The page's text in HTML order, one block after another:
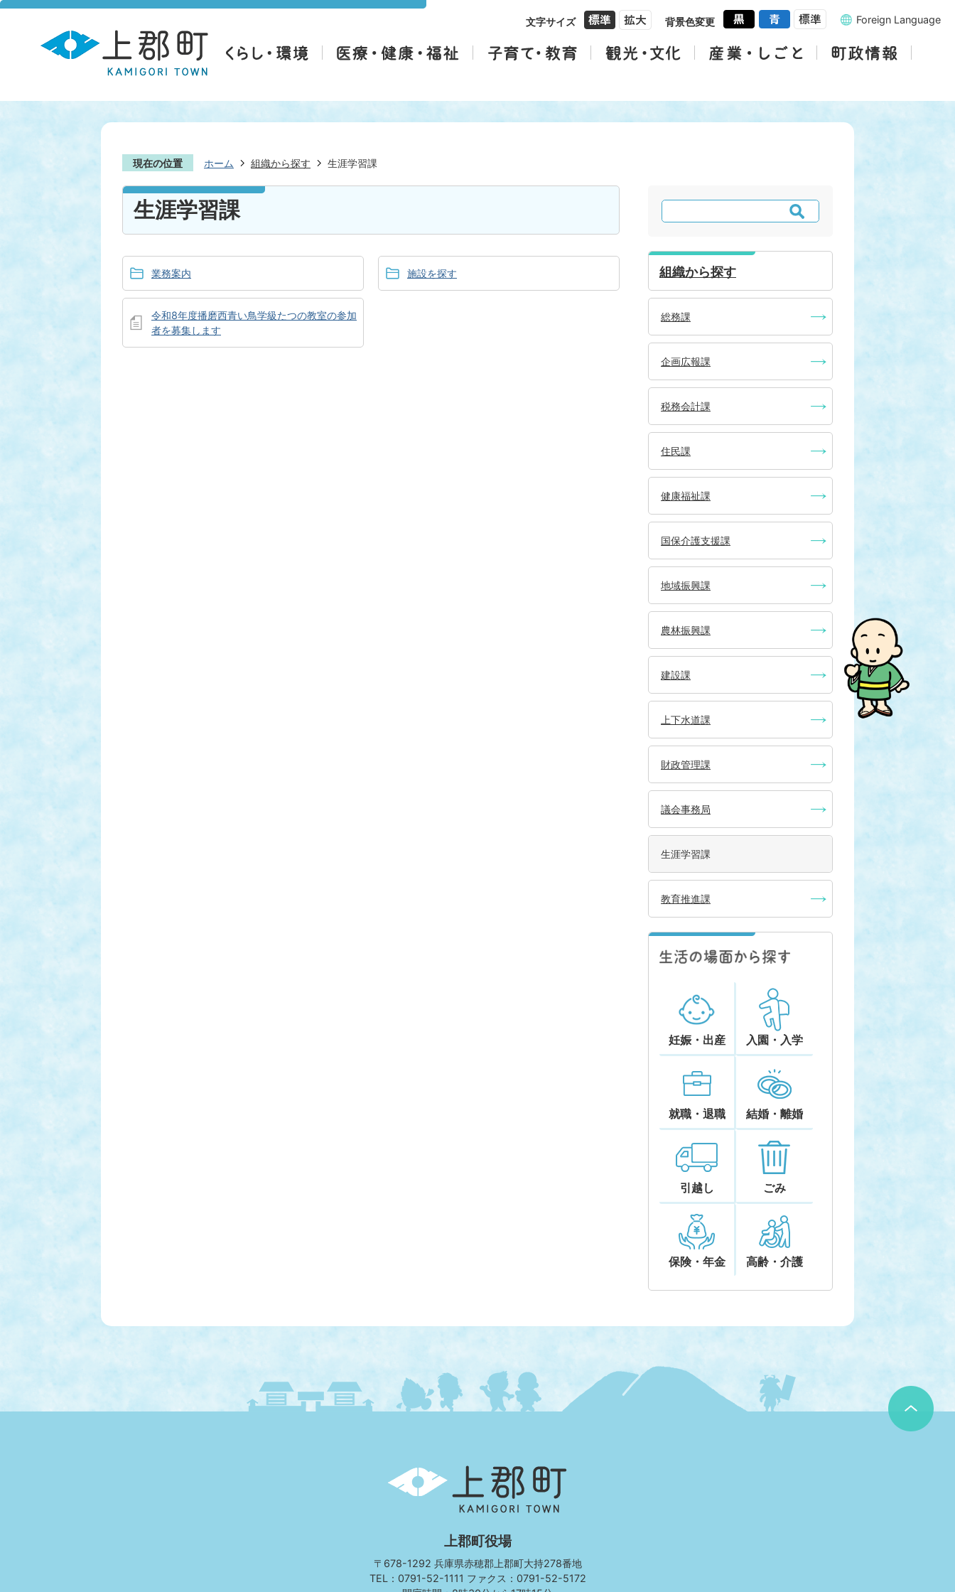
文字サイズ 背景色変更 Foreign Language
現在の位置 ホーム 組織から探す 生涯学習課
生涯学習課
業務案内 施設を探す
令和8年度播磨西青い鳥学級たつの教室の参加
者を募集します
検
索
組織から探す
総務課
企画広報課
税務会計課
住民課
健康福祉課
国保介護支援課
地域振興課
農林振興課
建設課
上下水道課
財政管理課
議会事務局
生涯学習課
教育推進課
妊娠・出産 入園・入学
就職・退職 結婚・離婚
引越し ごみ
保険・年金 高齢・介護
郡
上郡町役場
〒678-1292 兵庫県赤穂郡上郡町大持278番地
TEL：0791-52-1111 ファクス：0791-52-5172